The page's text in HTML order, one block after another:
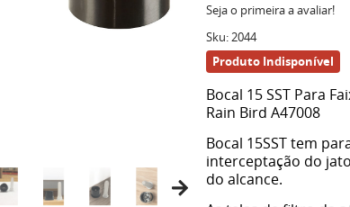
Seja o primeira a avaliar!
Sku:2044
Produto Indisponível
Bocal 15 SST Para
Rain Bird A47008
Bocal 15SST tem
interceptação do
do alcance.